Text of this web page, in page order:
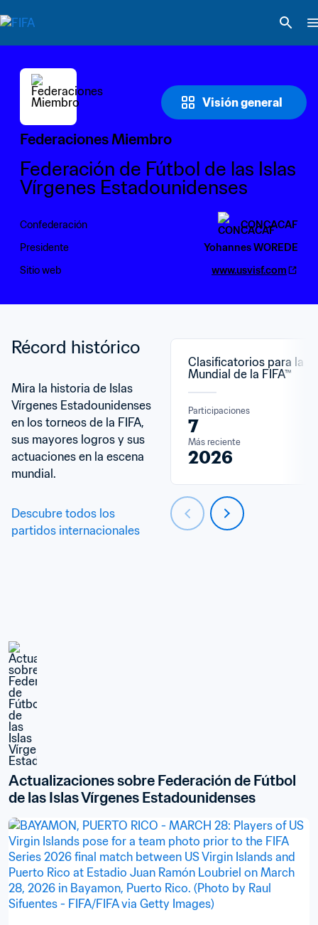
Visión general
Federaciones Miembro
Federación de Fútbol de las Islas
Vírgenes Estadounidenses
Confederación
CONCACAF
Presidente
Yohannes WOREDE
Sitio web
www.usvisf.com
Récord histórico
Mira la historia de Islas
Vírgenes Estadounidenses
en los torneos de la FIFA,
sus mayores logros y sus
actuaciones en la escena
mundial.
Descubre todos los
partidos internacionales
Clasificatorios para la
Mundial de la FIFA™
Participaciones
7
Más reciente
2026
Actualizaciones sobre Federación de Fútbol
de las Islas Vírgenes Estadounidenses